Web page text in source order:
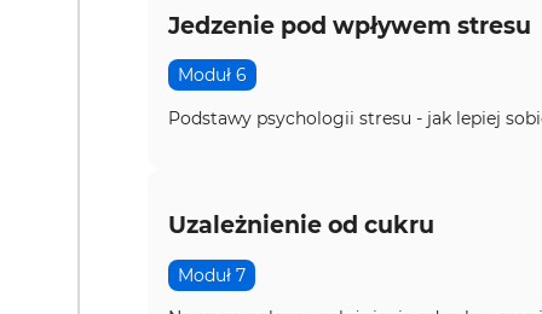
Jedzenie pod wpływem stresu
Moduł 6
Podstawy psychologii stresu - jak lepiej
Uzależnienie od cukru
Moduł 7